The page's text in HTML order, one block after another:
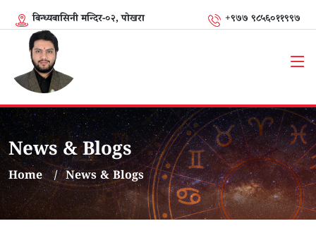
बिन्ध्यबासिनी मन्दिर-०२, पोखरा +९७७ ९८५६०११९९७
News & Blogs
Home News & Blogs